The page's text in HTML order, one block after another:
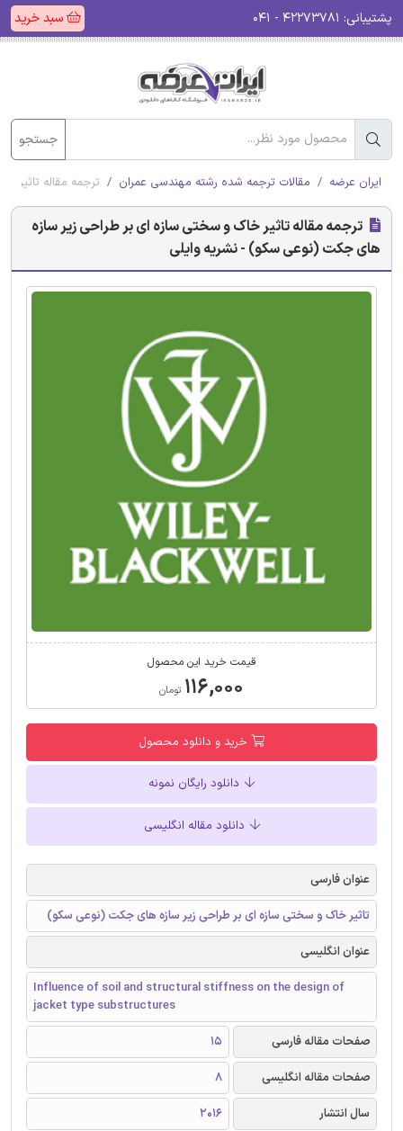
پشتیبانی: سبد خرید
جستجو
ایران عرضه مقالات ترجمه شده رشته مهندسی عمران ترجمه مقاله
ترجمه مقاله تاثیر خاک و سختی سازه ای بر طراحی زیر سازه
های جکت (نوعی سکو) - نشریه وایلی
قیمت خرید این محصول
۱۱۶,۰۰۰ تومان
خرید و دانلود محصول
دانلود رایگان نمونه
دانلود مقاله انگلیسی
عنوان فارسی
تاثیر خاک و سختی سازه ای بر طراحی زیر سازه های جکت (نوعی سکو)
عنوان انگلیسی
Influence of soil and structural stiffness on the design of
jacket type substructures
صفحات مقاله فارسی
15
صفحات مقاله انگلیسی
8
سال انتشار
2016